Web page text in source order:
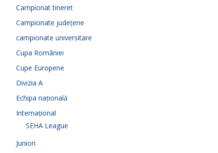
Campionat tineret
Campionate județene
campionate universitare
Cupa României
Cupe Europene
Divizia A
Echipa națională
Internațional
SEHA League
Juniori